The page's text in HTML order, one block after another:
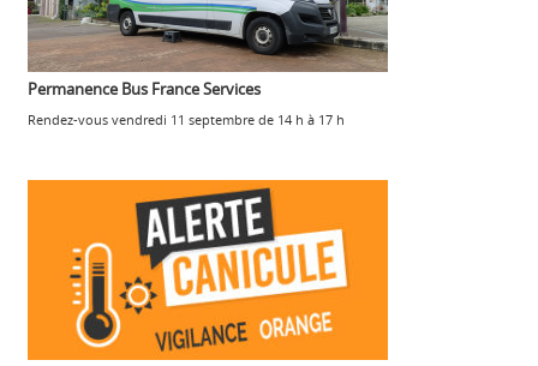
Permanence Bus France Services
Rendez-vous vendredi 11 septembre de 14 h à 17 h